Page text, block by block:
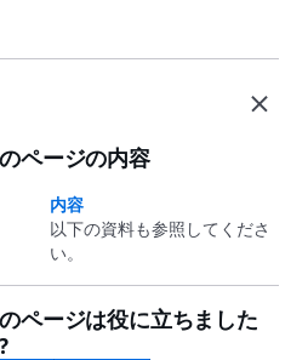
ページの内容
内容
以下の資料も参照してくださ
い。
ページは役に立ちました